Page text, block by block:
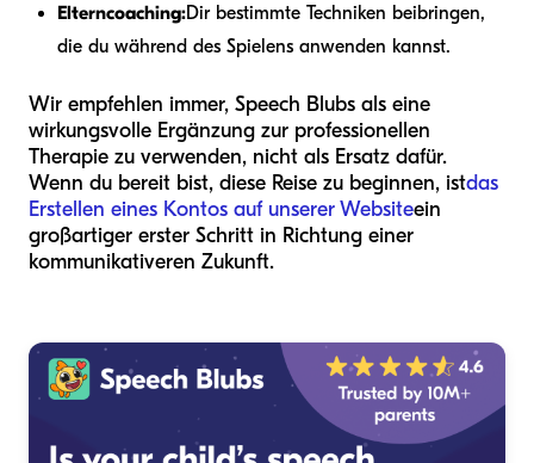
Elterncoaching:Dir bestimmte Techniken beibringen,
die du während des Spielens anwenden kannst.
Wir empfehlen immer, Speech Blubs als eine
wirkungsvolle Ergänzung zur professionellen
Therapie zu verwenden, nicht als Ersatz dafür.
Wenn du bereit bist, diese Reise zu beginnen, istdas
Erstellen eines Kontos auf unserer Websiteein
großartiger erster Schritt in Richtung einer
kommunikativeren Zukunft.